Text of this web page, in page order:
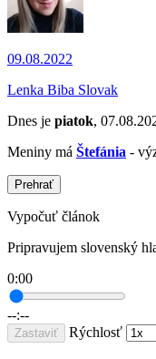
09.08.2022
Lenka Biba Slovak
Dnes je piatok,
Meniny má Štefánia -
Prehrať
Vypočuť článok
Pripravujem slovenský
0:00
--:--
Zastaviť Rýchlosť